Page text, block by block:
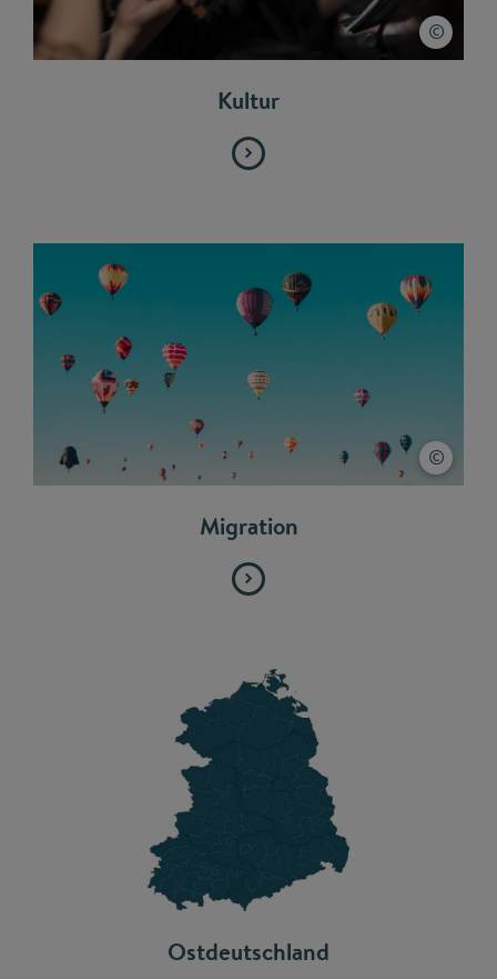
Kultur
Migration
Ostdeutschland